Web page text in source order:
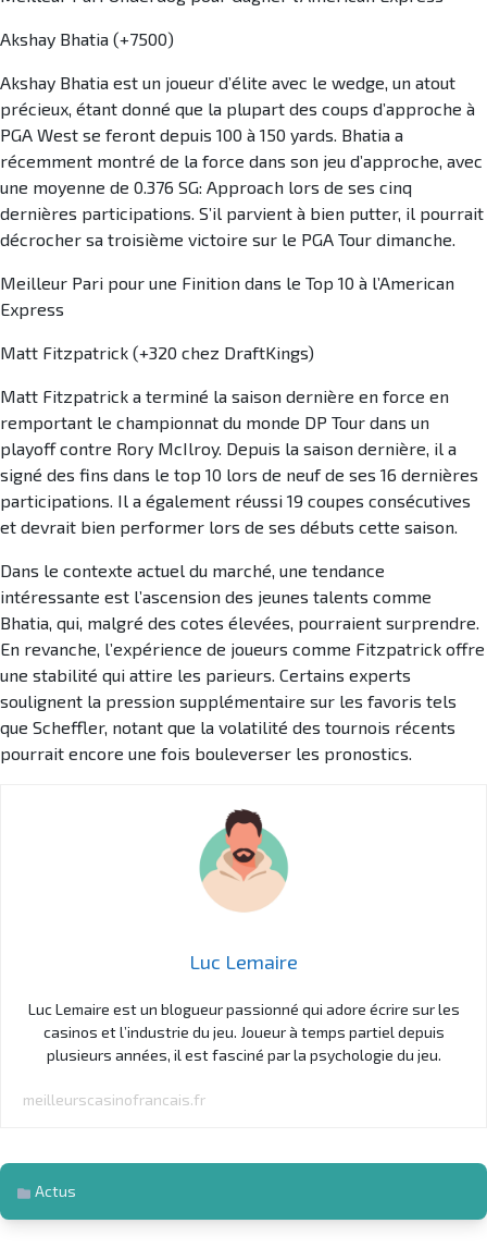
Akshay Bhatia (+7500)
Akshay Bhatia est un joueur d’élite avec le wedge, un atout
précieux, étant donné que la plupart des coups d’approche à
PGA West se feront depuis 100 à 150 yards. Bhatia a
récemment montré de la force dans son jeu d’approche, avec
une moyenne de 0.376 SG: Approach lors de ses cinq
dernières participations. S’il parvient à bien putter, il pourrait
décrocher sa troisième victoire sur le PGA Tour dimanche.
Meilleur Pari pour une Finition dans le Top 10 à l’American
Express
Matt Fitzpatrick (+320 chez DraftKings)
Matt Fitzpatrick a terminé la saison dernière en force en
remportant le championnat du monde DP Tour dans un
playoff contre Rory McIlroy. Depuis la saison dernière, il a
signé des fins dans le top 10 lors de neuf de ses 16 dernières
participations. Il a également réussi 19 coupes consécutives
et devrait bien performer lors de ses débuts cette saison.
Dans le contexte actuel du marché, une tendance
intéressante est l’ascension des jeunes talents comme
Bhatia, qui, malgré des cotes élevées, pourraient surprendre.
En revanche, l’expérience de joueurs comme Fitzpatrick offre
une stabilité qui attire les parieurs. Certains experts
soulignent la pression supplémentaire sur les favoris tels
que Scheffler, notant que la volatilité des tournois récents
pourrait encore une fois bouleverser les pronostics.
Luc Lemaire
Luc Lemaire est un blogueur passionné qui adore écrire sur les
casinos et l’industrie du jeu. Joueur à temps partiel depuis
plusieurs années, il est fasciné par la psychologie du jeu.
meilleurscasinofrancais.fr
Actus